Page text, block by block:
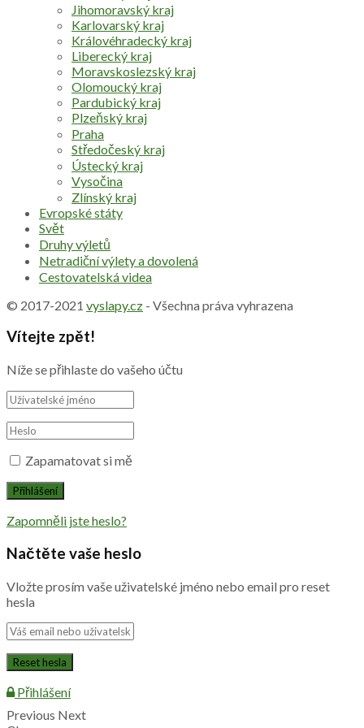
Jihomoravský kraj
Karlovarský kraj
Královéhradecký kraj
Liberecký kraj
Moravskoslezský kraj
Olomoucký kraj
Pardubický kraj
Plzeňský kraj
Praha
Středočeský kraj
Ústecký kraj
Vysočina
Zlínský kraj
Evropské státy
Svět
Druhy výletů
Netradiční výlety a dovolená
Cestovatelská videa
© 2017-2021 vyslapy.cz - Všechna práva vyhrazena
Vítejte zpět!
Níže se přihlaste do vašeho účtu
Zapamatovat si mě
Zapomněli jste heslo?
Načtěte vaše heslo
Vložte prosím vaše uživatelské jméno nebo email pro reset
hesla
Přihlášení
Previous Next